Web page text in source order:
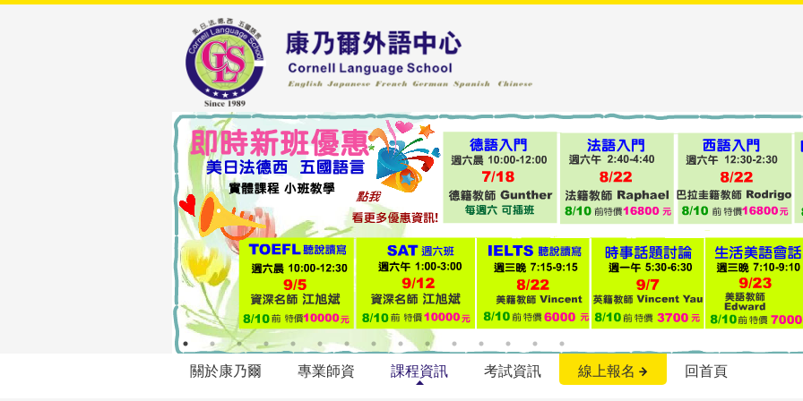
關於康乃爾 專業師資 課程資訊 考試資訊 線上報名 回首頁